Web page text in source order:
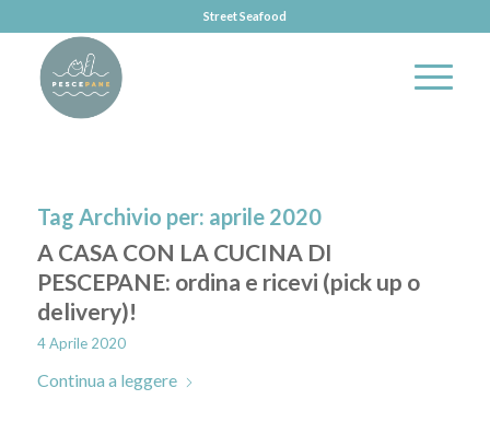
Street Seafood
Tag Archivio per: aprile 2020
A CASA CON LA CUCINA DI
PESCEPANE: ordina e ricevi (pick up o
delivery)!
4 Aprile 2020
Continua a leggere